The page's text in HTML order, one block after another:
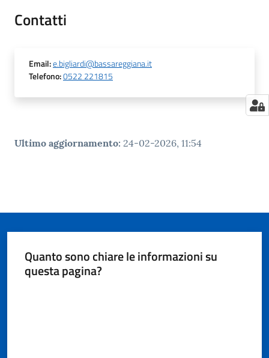
Contatti
Email:e.bigliardi@bassareggiana.it
Telefono:0522 221815
Ultimo aggiornamento: 24-02-2026, 11:54
Quanto sono chiare le informazioni su
questa pagina?